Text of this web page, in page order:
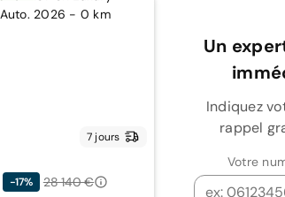
7 jours
-17%
28 140 €
Un
Indiquez
rappel
Votre